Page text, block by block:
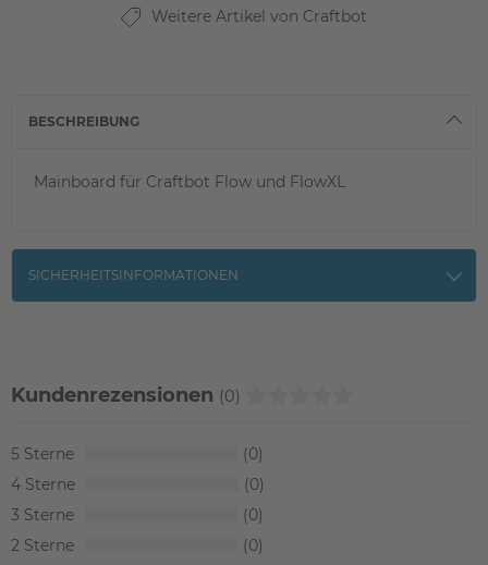
Weitere Artikel von Craftbot
BESCHREIBUNG
Mainboard für Craftbot Flow und FlowXL
SICHERHEITSINFORMATIONEN
Kundenrezensionen (0)
5
0
4
0
3
0
2
0